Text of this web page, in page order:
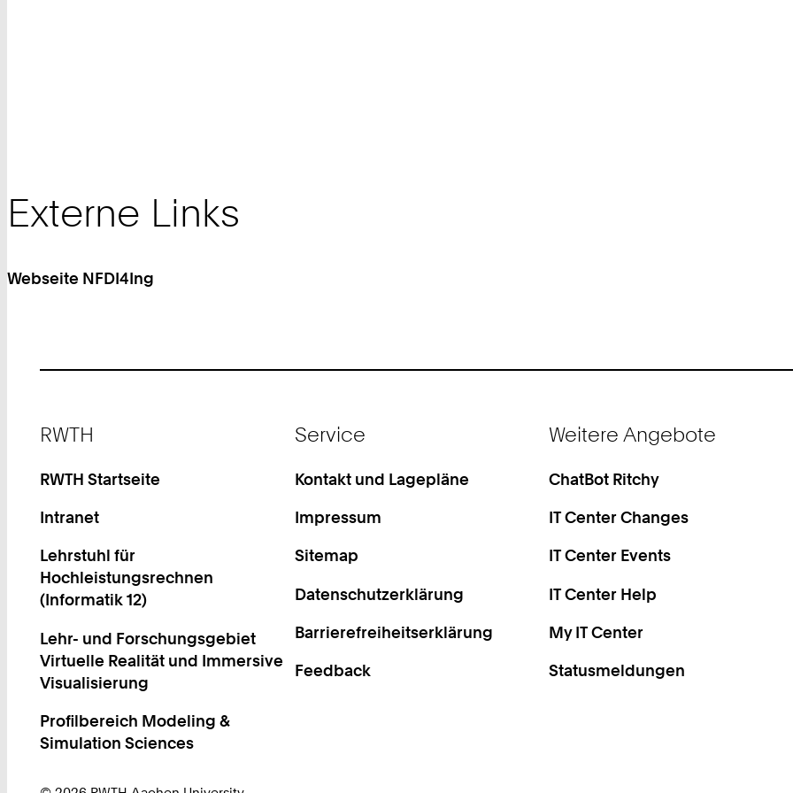
Externe Links
Webseite NFDI4Ing
RWTH
RWTH Startseite
Intranet
Lehrstuhl für
Hochleistungsrechnen
(Informatik 12)
Lehr- und Forschungsgebiet
Virtuelle Realität und Immersive
Visualisierung
Profilbereich Modeling &
Simulation Sciences
Service
Kontakt und Lagepläne
Impressum
Sitemap
Datenschutzerklärung
Barrierefreiheitserklärung
Feedback
Weitere Angebote
ChatBot Ritchy
IT Center Changes
IT Center Events
IT Center Help
My IT Center
Statusmeldungen